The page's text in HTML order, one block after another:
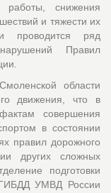
работы, снижения
и тяжести их
проводится ряд
Правил
области
движения, что в
совершения
в состоянии
правил дорожного
других сложных
подготовки
УМВД России